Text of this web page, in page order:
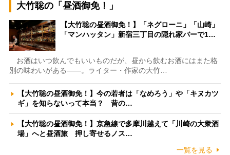
大竹聡の「昼酒御免！」
【大竹聡の昼酒御免！】「ネグローニ」「山崎」
「マンハッタン」新宿三丁目の隠れ家バーで1…
お酒はいつ飲んでもいいものだが、昼から飲むお酒にはまた格
別の味わいがある――。ライター・作家の大竹…
【大竹聡の昼酒御免！】今の若者は「なめろう」や「キヌカツ
ギ」を知らないって本当？ 昔の…
【大竹聡の昼酒御免！】京急線で多摩川越えて「川崎の大衆酒
場」へと昼酒旅 押し寄せるノス…
一覧を見る